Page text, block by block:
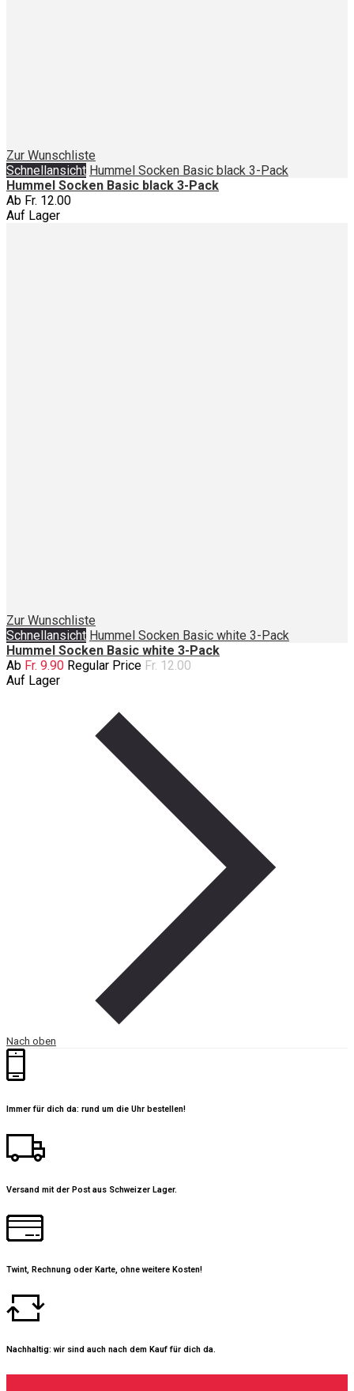
Zur Wunschliste
Schnellansicht Hummel Socken Basic black 3-Pack
Hummel Socken Basic black 3-Pack
Ab Fr. 12.00
Auf Lager
Zur Wunschliste
Schnellansicht Hummel Socken Basic white 3-Pack
Hummel Socken Basic white 3-Pack
Ab Fr. 9.90 Regular Price Fr. 12.00
Auf Lager
Nach oben
Immer für dich da: rund um die Uhr bestellen!
Versand mit der Post aus Schweizer Lager.
Twint, Rechnung oder Karte, ohne weitere Kosten!
Nachhaltig: wir sind auch nach dem Kauf für dich da.